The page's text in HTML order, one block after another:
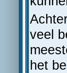
veel
het